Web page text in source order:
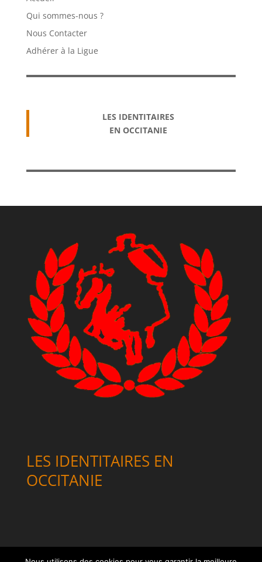
Qui sommes-nous ?
Nous Contacter
Adhérer à la Ligue
LES IDENTITAIRES
EN OCCITANIE
LES IDENTITAIRES EN
OCCITANIE